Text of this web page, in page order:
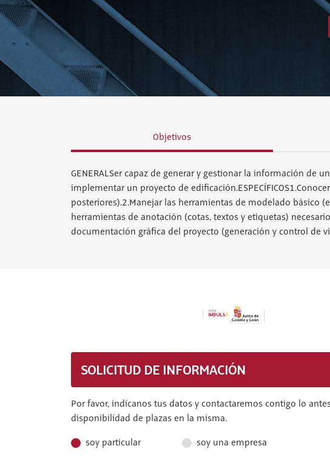
Objetivos
GENERALSer capaz de generar y gestionar la información de
implementar un proyecto de
posteriores).2.Manejar las herramientas de modelado básico
herramientas de anotación (cotas, textos y etiquetas)
documentación gráfica del proyecto (generación y control de
SOLICITUD DE INFORMACIÓN
Por favor, indícanos tus datos y contactaremos contigo lo
disponibilidad de plazas en la misma.
soy particular soy una empresa